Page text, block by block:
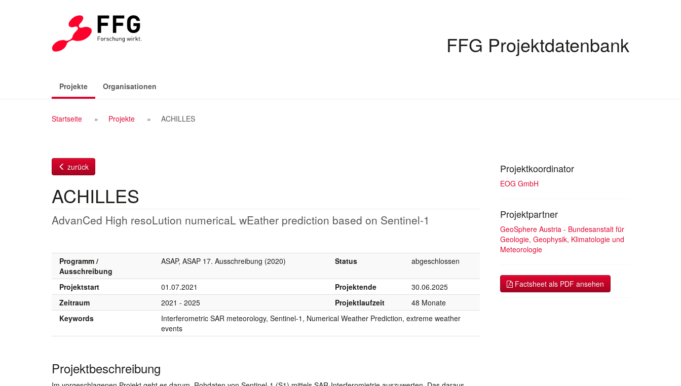
FFG Projektdatenbank
Projekte(aktiv)Organisationen
Breadcrumb
Startseite Projekte ACHILLES
zurück
ACHILLES
AdvanCed High resoLution numericaL wEather prediction based on Sentinel-1
Programm /
Ausschreibung
ASAP, ASAP 17. Ausschreibung (2020) Status abgeschlossen
Projektstart 01.07.2021 Projektende
30.06.2025
Zeitraum
2021 - 2025 Projektlaufzeit
48 Monate
Keywords
Interferometric SAR meteorology, Sentinel-1, Numerical Weather Prediction, extreme weather
events
Projektbeschreibung
Projektkoordinator
EOG GmbH
Projektpartner
GeoSphere Austria - Bundesanstalt für
Geologie, Geophysik, Klimatologie und
Meteorologie
Factsheet als PDF ansehen